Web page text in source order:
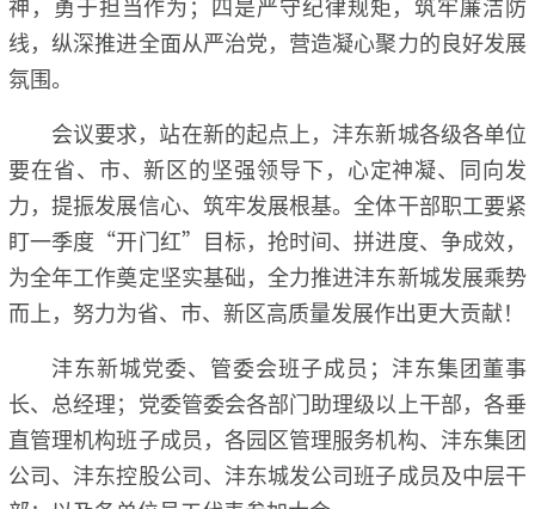
线，纵深推进全面从严治党，营造凝心聚力的良好发展
氛围。
会议要求，站在新的起点上，沣东新城各级各单位
要在省、市、新区的坚强领导下，心定神凝、同向发
力，提振发展信心、筑牢发展根基。全体干部职工要紧
盯一季度“开门红”目标，抢时间、拼进度、争成效，
为全年工作奠定坚实基础，全力推进沣东新城发展乘势
而上，努力为省、市、新区高质量发展作出更大贡献！
沣东新城党委、管委会班子成员；沣东集团董事
长、总经理；党委管委会各部门助理级以上干部，各垂
直管理机构班子成员，各园区管理服务机构、沣东集团
公司、沣东控股公司、沣东城发公司班子成员及中层干